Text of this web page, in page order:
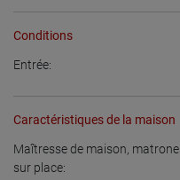
Conditions
Entrée:
Caractéristiques de la maison
Maîtresse de maison, matrone
sur place: